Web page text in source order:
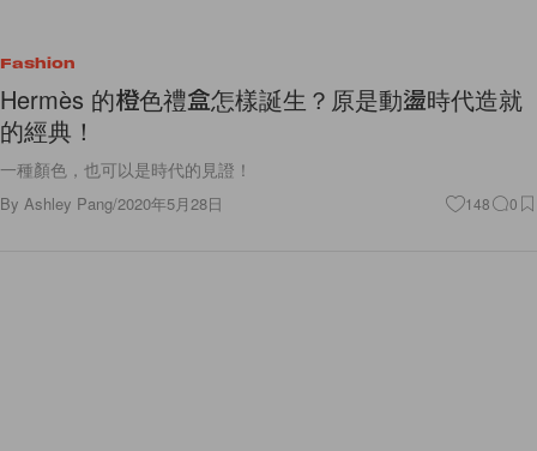
Hermès 的橙色禮盒怎樣誕生？原是動盪時代造就
的經典！
一種顏色，也可以是時代的見證！
ByAshley Pang/2020年5月28日